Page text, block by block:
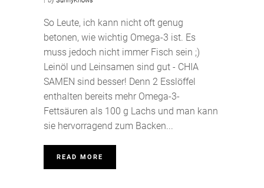
So Leute, ich kann nicht oft genug
betonen, wie wichtig Omega-3 ist. Es
muss jedoch nicht immer Fisch sein ;)
Leinöl und Leinsamen sind gut - CHIA
SAMEN sind besser! Denn 2 Esslöffel
enthalten bereits mehr Omega-3-
Fettsäuren als 100 g Lachs und man kann
sie hervorragend zum Backen...
READ MORE